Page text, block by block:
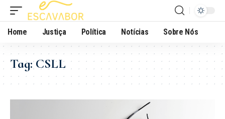
Home Justiça Política Notícias Sobre Nós
Tag:CSLL